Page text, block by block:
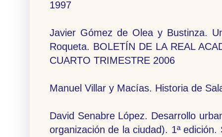
1997
Javier Gómez de Olea y Bustinza.
Roqueta. BOLETÍN DE LA REAL
CUARTO TRIMESTRE 2006
Manuel Villar y Macías. Historia de
David Senabre López. Desarrollo
organización de la ciudad). 1ª